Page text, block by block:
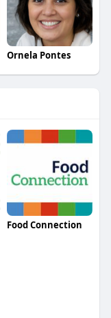
Ornela Pontes
Food Connection